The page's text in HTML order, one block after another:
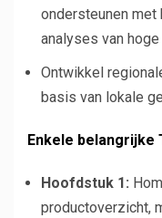
ondersteunen met
analyses van
Ontwikkel
basis van lokale
Enkele belangrijke
Hoofdstuk 1:
productoverzicht,